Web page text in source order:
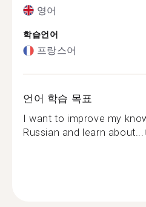
영어
학습언어
프랑스어
언어 학습 목표
I want to improve my
Russian and learn about...